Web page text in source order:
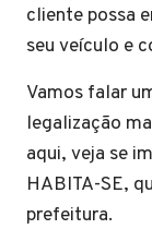
cliente possa
seu veículo e
Vamos falar
legalização
aqui, veja se
HABITA-SE,
prefeitura.